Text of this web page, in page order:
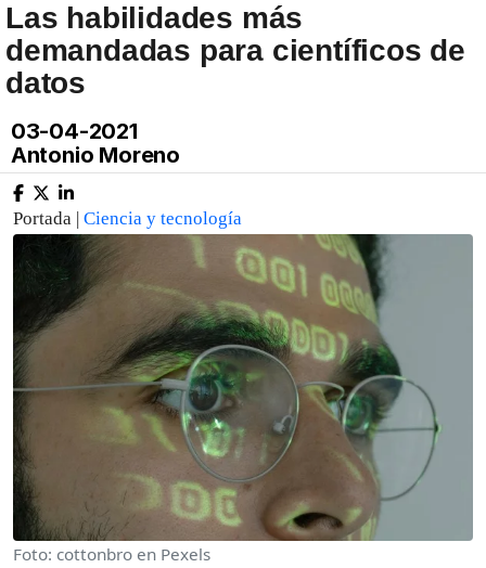
Las habilidades más
demandadas para científicos de
datos
03-04-2021
Antonio Moreno
Portada | Ciencia y tecnología
Foto: cottonbro en Pexels